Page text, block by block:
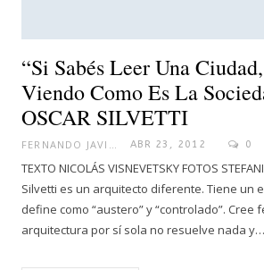
“Si Sabés Leer Una
Viendo Como Es La
OSCAR SILVETTI
ABR 23, 2012 0
TEXTO NICOLÁS VISNEVETSKY FOTOS
Silvetti es un arquitecto diferente. Tiene un
define como “austero” y “controlado”.
arquitectura por sí sola no resuelve nada y…